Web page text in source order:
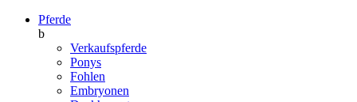
Pferde
b
Verkaufspferde
Ponys
Fohlen
Embryonen